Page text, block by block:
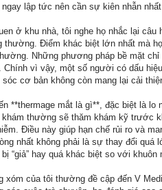
lập tức nên cần sự kiên nhẫn nhất
ở khu nhà, tôi nghe họ nhắc lại
Điểm khác biệt lớn nhất mà
Những phương pháp bề mặt chỉ
Chính vì vậy, một số người có dấu
cơ bản không còn mang lại cải
**thermage mắt là gì**, đặc biệt là
thường sẽ thăm khám kỹ trước
Điều này giúp hạn chế rủi ro và
nhất không phải là sự thay đổi quá
“giả” hay quá khác biệt so với khuôn
xóm của tôi thường đề cập đến V